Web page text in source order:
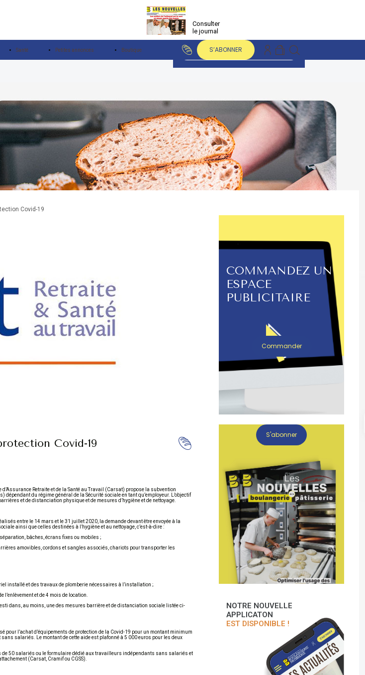
Consulter
le journal
Santé Petites annonces Boutique S’ABONNER
Covid-19
Covid-19
Retraite et de la Santé au Travail (Carsat) propose la subvention
du régime général de la Sécurité sociale en tant qu’employeur. L’objectif
et de distanciation physique et de mesures d’hygiène et de nettoyage.
entre le 14 mars et le 31 juillet 2020, la demande devant être envoyée à la
ainsi que celles destinées à l’hygiène et au nettoyage, c’est-à-dire :
bâches, écrans fixes ou mobiles ;
amovibles, cordons et sangles associés, chariots pour transporter les
installé et des travaux de plomberie nécessaires à l’installation ;
et de 4 mois de location.
dans, au moins, une des mesures barrière et de distanciation sociale listée ci-
l’achat d’équipements de protection de la Covid-19 pour un montant minimum
salariés. Le montant de cette aide est plafonné à 5 000 euros pour les deux
de 50 salariés ou le formulaire dédié aux travailleurs indépendants sans salariés et
(Carsat, Cramif ou CGSS).
COMMANDEZ UN
ESPACE
PUBLICITAIRE
Commander
S'abonner
NOTRE NOUVELLE
APPLICATON
EST DISPONIBLE !